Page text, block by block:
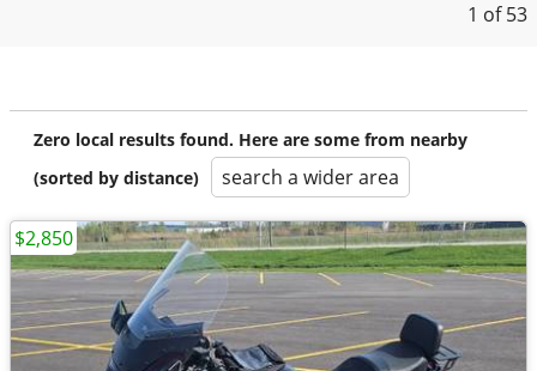
1 of 53
Zero local results found. Here are some from nearby
(sorted by distance)
search a wider area
$2,850